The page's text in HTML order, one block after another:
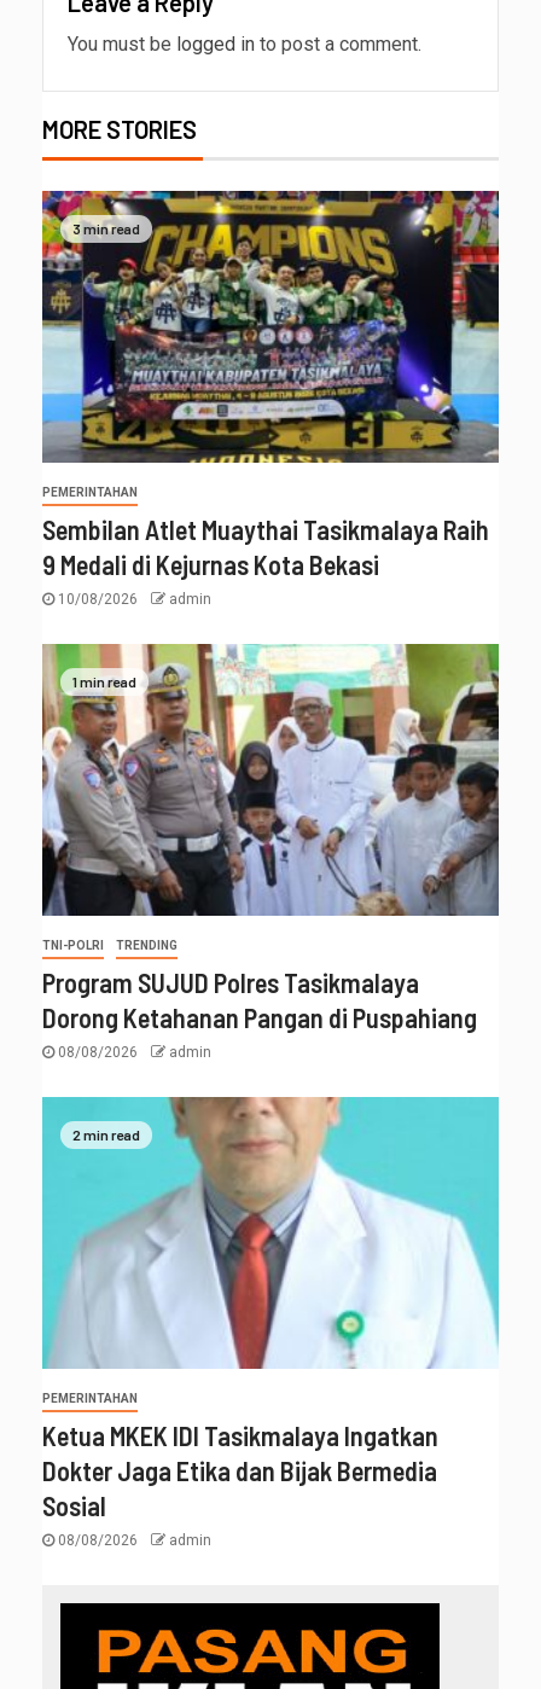
You must be logged in to post a comment.
MORE STORIES
3 min read
PEMERINTAHAN
Sembilan Atlet Muaythai Tasikmalaya Raih
9 Medali di Kejurnas Kota Bekasi
10/08/2026 admin
1 min read
TNI-POLRI TRENDING
Program SUJUD Polres Tasikmalaya
Dorong Ketahanan Pangan di Puspahiang
08/08/2026 admin
2 min read
PEMERINTAHAN
Ketua MKEK IDI Tasikmalaya Ingatkan
Dokter Jaga Etika dan Bijak Bermedia
Sosial
08/08/2026 admin